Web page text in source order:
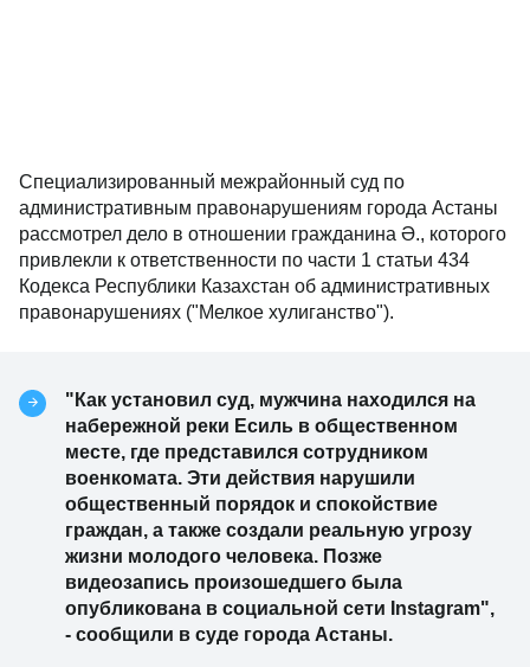
Специализированный межрайонный суд по
административным правонарушениям города Астаны
рассмотрел дело в отношении гражданина Ә., которого
привлекли к ответственности по части 1 статьи 434
Кодекса Республики Казахстан об административных
правонарушениях ("Мелкое хулиганство").
"Как установил суд, мужчина находился на
набережной реки Есиль в общественном
месте, где представился сотрудником
военкомата. Эти действия нарушили
общественный порядок и спокойствие
граждан, а также создали реальную угрозу
жизни молодого человека. Позже
видеозапись произошедшего была
опубликована в социальной сети Instagram",
- сообщили в суде города Астаны.